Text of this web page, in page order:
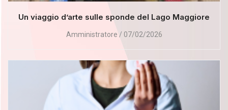
Un viaggio d’arte sulle sponde del Lago Maggiore
Amministratore 07/02/2026